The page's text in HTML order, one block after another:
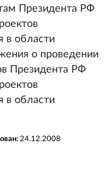
Президента РФ
в области
о проведении
Президента РФ
в области
24.12.2008